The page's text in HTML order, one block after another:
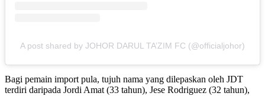
A post shared by JOHOR DARUL TA’ZIM FC (@officialjohor)
Bagi pemain import pula, tujuh nama yang dilepaskan oleh JDT
terdiri daripada Jordi Amat (33 tahun), Jese Rodriguez (32 tahun),